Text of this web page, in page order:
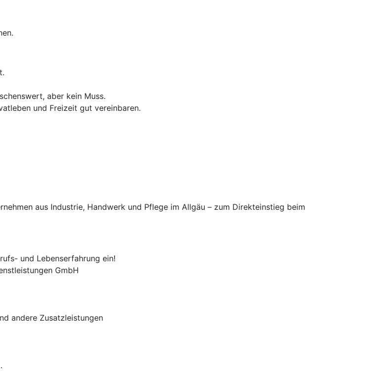
aber kein Muss.
und Freizeit gut vereinbaren.
aus Industrie, Handwerk und Pflege im Allgäu – zum Direkteinstieg beim
und Lebenserfahrung ein!
GmbH
andere Zusatzleistungen